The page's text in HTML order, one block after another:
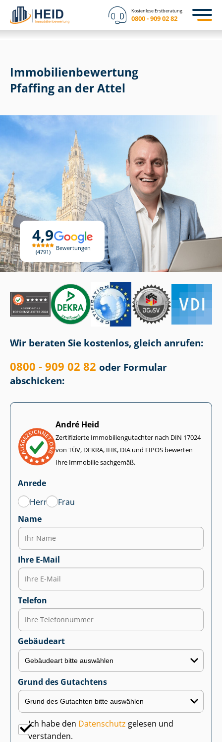
Kostenlose Erstberatung
0800 - 909 02 82
4,9
4791
Bewertungen
Immobilien­bewertung
Pfaffing an der Attel
Wir beraten Sie kostenlos, gleich anrufen:
0800 - 909 02 82 oder Formular
abschicken:
André Heid
Zertifizierte Im­mo­bi­li­en­gut­ach­ter nach DIN 17024
von TÜV, DEKRA, IHK, DIA und EIPOS bewerten
Ihre Immobilie sachgemäß.
Anrede
Herr
Frau
Name
Ihre E-Mail
Telefon
Gebäudeart
Grund des Gutachtens
Ich habe den Datenschutz gelesen und
verstanden.